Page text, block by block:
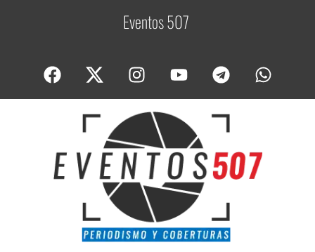
Eventos 507C